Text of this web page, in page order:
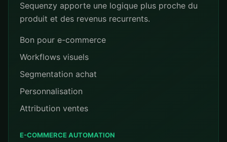
Sequenzy apporte une logique plus proche du
produit et des revenus recurrents.
Bon pour e-commerce
Workflows visuels
Segmentation achat
Personnalisation
Attribution ventes
E-COMMERCE AUTOMATION